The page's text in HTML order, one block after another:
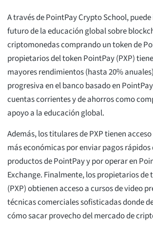
A través de PointPay Crypto School,
futuro de la educación global sobre
criptomonedas comprando un token de
propietarios del token PointPay (PXP)
mayores rendimientos (hasta 20%
progresiva en el banco basado en
cuentas corrientes y de ahorros como
apoyo a la educación global.
Además, los titulares de PXP tienen
más económicas por enviar pagos
productos de PointPay y por operar en
Exchange. Finalmente, los propietarios de
(PXP) obtienen acceso a cursos de video
técnicas comerciales sofisticadas donde
cómo sacar provecho del mercado de